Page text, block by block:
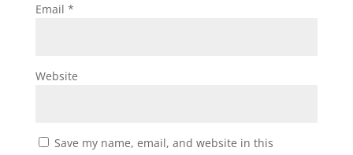
Email *
Website
Save my name, email, and website in this